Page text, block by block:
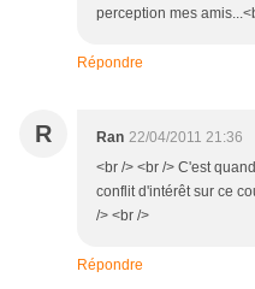
perception mes
Répondre
R Ran 22/04/2011 21:36
<br /> <br /> C'est
conflit d'intérêt sur ce
/> <br />
Répondre